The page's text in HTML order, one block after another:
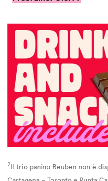
2Il trio panino Reuben non è